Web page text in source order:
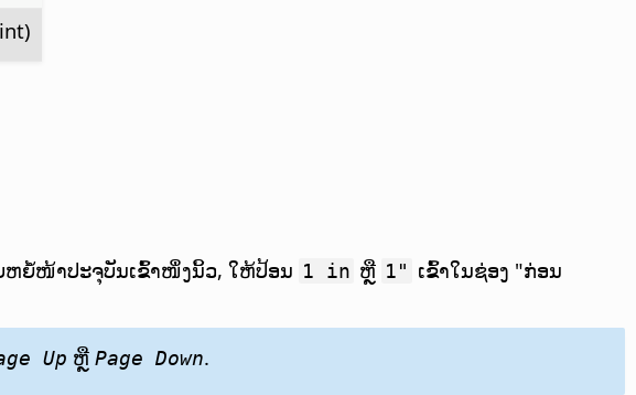
ຫຍໍ້ໜ້າປະຈຸບັນເຂົ້າໜຶ່ງນິ້ວ, ໃຫ້ປ້ອນ 1 in ຫຼື 1" ເຂົ້າໃນຊ່ອງ "ກ່ອນ
Up ຫຼື Page Down.